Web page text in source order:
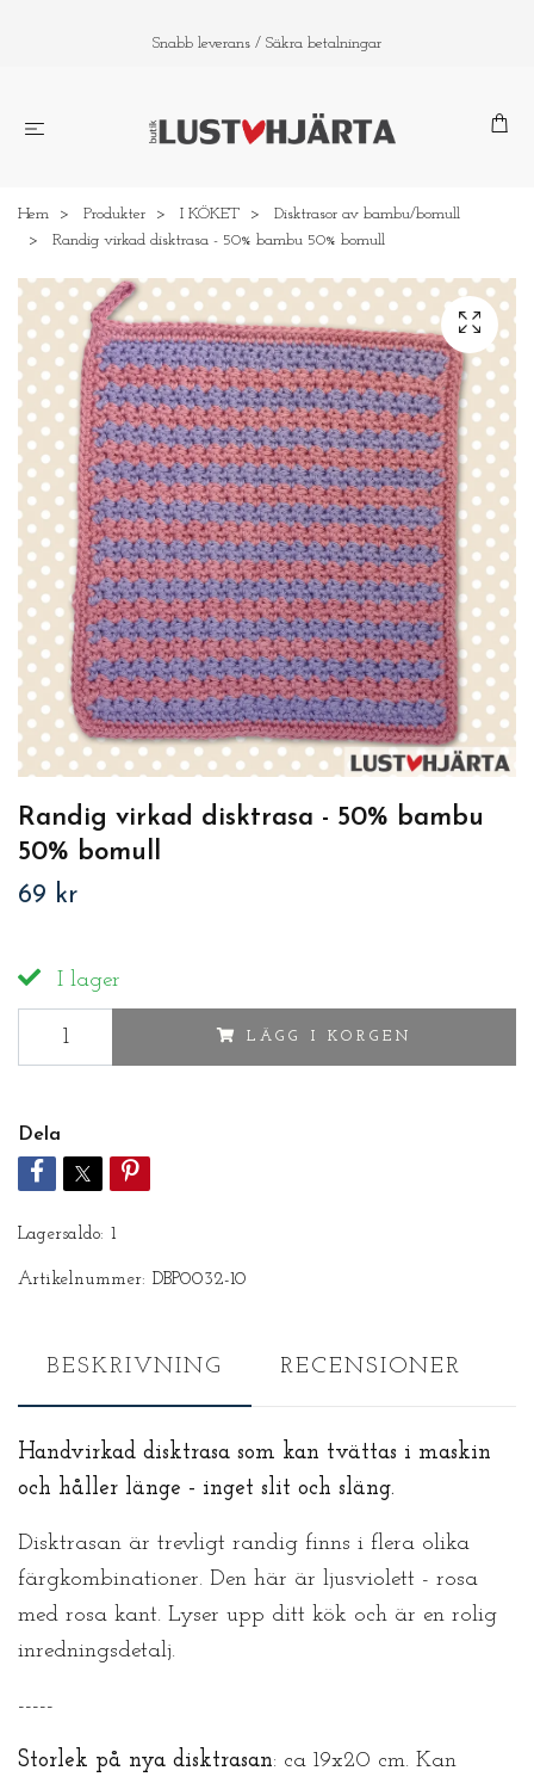
Snabb leverans / Säkra betalningar
Hem Produkter I KÖKET
Disktrasor av bambu/bomull
Randig virkad disktrasa - 50% bambu 50% bomull
Randig virkad disktrasa - 50% bambu
50% bomull
69 kr
I lager
LÄGG I KORGEN
Dela
Lagersaldo: 1
Artikelnummer: DBP0032-10
BESKRIVNING RECENSIONER
Handvirkad disktrasa som kan tvättas i maskin
och håller länge - inget slit och släng.
Disktrasan är trevligt randig finns i flera olika
färgkombinationer. Den här är ljusviolett - rosa
med rosa kant. Lyser upp ditt kök och är en rolig
inredningsdetalj.
-----
Storlek på nya disktrasan: ca 19x20 cm. Kan